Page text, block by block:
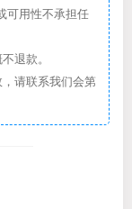
可用性不承担任
退款。
请联系我们会第